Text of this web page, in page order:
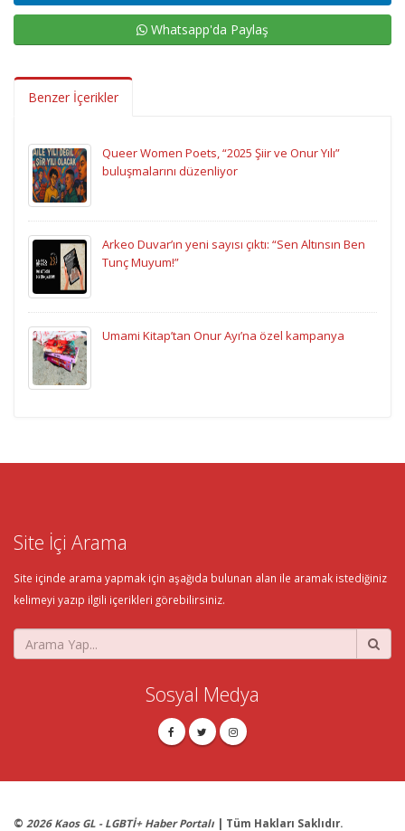
Whatsapp'da Paylaş
Benzer İçerikler
Queer Women Poets, “2025 Şiir ve Onur Yılı”
buluşmalarını düzenliyor
Arkeo Duvar’ın yeni sayısı çıktı: “Sen Altınsın Ben
Tunç Muyum!”
Umami Kitap’tan Onur Ayı’na özel kampanya
Site İçi Arama
Site içinde arama yapmak için aşağıda bulunan alan ile aramak istediğiniz
kelimeyi yazıp ilgili içerikleri görebilirsiniz.
Sosyal Medya
© 2026 Kaos GL - LGBTİ+ Haber Portalı | Tüm Hakları Saklıdır.